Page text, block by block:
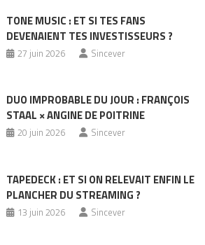
TONE MUSIC : ET SI TES FANS
DEVENAIENT TES INVESTISSEURS ?
27 juin 2026 Sincever
DUO IMPROBABLE DU JOUR : FRANÇOIS
STAAL × ANGINE DE POITRINE
20 juin 2026 Sincever
TAPEDECK : ET SI ON RELEVAIT ENFIN LE
PLANCHER DU STREAMING ?
13 juin 2026 Sincever